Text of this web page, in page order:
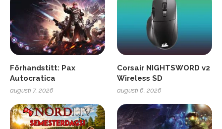
Förhandstitt: Pax
Autocratica
augusti 7, 2026
Corsair NIGHTSWORD v2
Wireless SD
augusti 6, 2026